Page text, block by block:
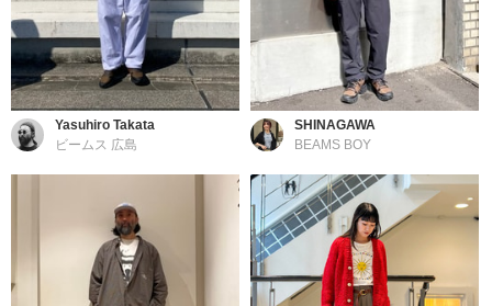
Yasuhiro Takata
ビームス 広島
SHINAGAWA
BEAMS BOY